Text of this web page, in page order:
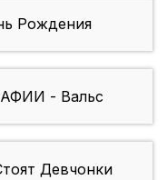
Рождения
- Вальс
Девчонки